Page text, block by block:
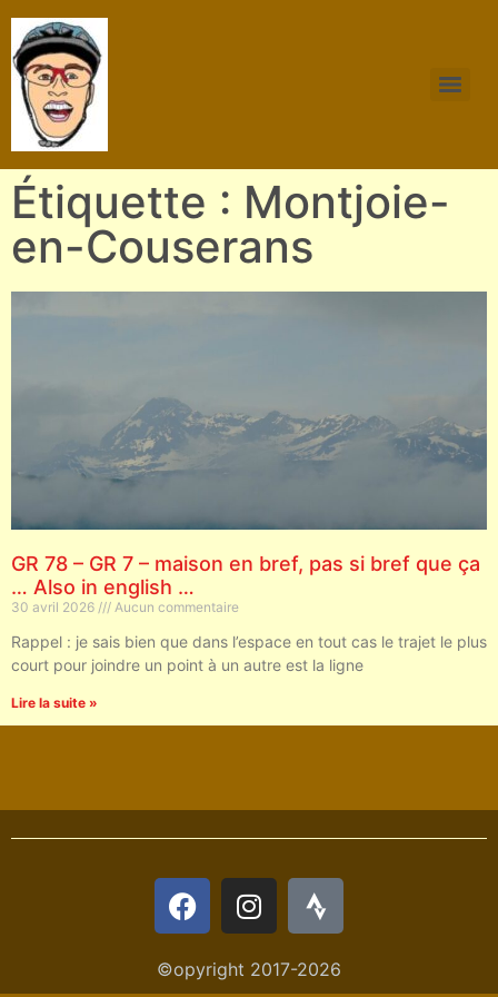
Étiquette : Montjoie-
en-Couserans
GR 78 – GR 7 – maison en bref, pas si bref que ça
… Also in english …
30 avril 2026 Aucun commentaire
Rappel : je sais bien que dans l’espace en tout cas le trajet le plus
court pour joindre un point à un autre est la ligne
Lire la suite »
©opyright 2017-2026